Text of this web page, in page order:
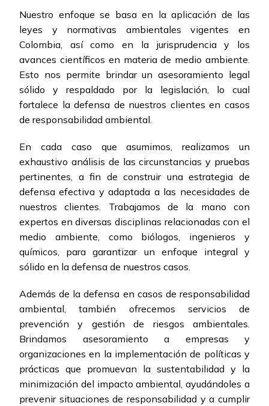
Nuestro enfoque se basa en la aplicación de las
leyes y normativas ambientales vigentes en
Colombia, así como en la jurisprudencia y los
avances científicos en materia de medio ambiente.
Esto nos permite brindar un asesoramiento legal
sólido y respaldado por la legislación, lo cual
fortalece la defensa de nuestros clientes en casos
de responsabilidad ambiental.
En cada caso que asumimos, realizamos un
exhaustivo análisis de las circunstancias y pruebas
pertinentes, a fin de construir una estrategia de
defensa efectiva y adaptada a las necesidades de
nuestros clientes. Trabajamos de la mano con
expertos en diversas disciplinas relacionadas con el
medio ambiente, como biólogos, ingenieros y
químicos, para garantizar un enfoque integral y
sólido en la defensa de nuestros casos.
Además de la defensa en casos de responsabilidad
ambiental, también ofrecemos servicios de
prevención y gestión de riesgos ambientales.
Brindamos asesoramiento a empresas y
organizaciones en la implementación de políticas y
prácticas que promuevan la sustentabilidad y la
minimización del impacto ambiental, ayudándoles a
prevenir situaciones de responsabilidad y a cumplir